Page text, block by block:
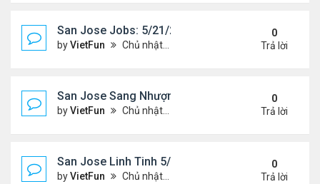
San Jose Jobs: 5/21/21- 5/25/2021
byVietFun Chủ nhật Tháng 5 23, 2021 2:12 pm
0
Trả lời
San Jose Sang Nhượng 5/21/21-5/28/21
byVietFun Chủ nhật Tháng 5 23, 2021 2:10 pm
0
Trả lời
San Jose Linh Tinh 5/21/21 - 5/28/21
byVietFun Chủ nhật Tháng 5 23, 2021 2:09 pm
0
Trả lời